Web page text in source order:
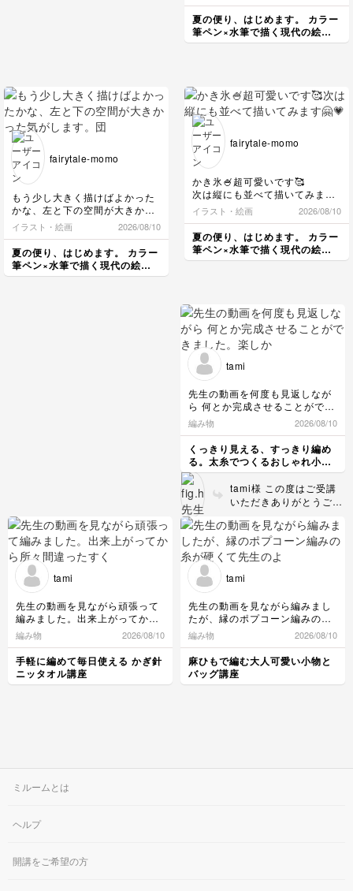
私もノリコ先生に出会わなけれ
ば、調べることもなかったの
で、キッカケをくださったノリ
コ先生には感謝感謝です！
Japan is about 15kg.
A That's interesting! I'd like to
try eating yogurt in Bulgaria
someday,
ヨーロッパで温泉がある国の話
は聞いたことがありましたが、
ブルガリアだったんですね。
しかも写真のピンク色の温泉も
あり、泥パックしたり出来るよ
うです。
ほとんどが源泉かけ流しだった
り、日本と同じように水着を着
用せずに入るというのは知りま
せんでした。
日本で有名なブルガリアといっ
たらヨーグルト。
年間消費量が32キロというのは
とてつもない量だなと思い、作
夏の便り、はじめます。 カラー
筆ペン×水筆で描く現代の絵手
紙レッスン
fairytale-momo
もう少し大きく描けばよかった
かな、左と下の空間が大きかっ
た気がします。
団扇を描くポイントもよくわか
りました😊
イラスト・絵画 2026/08/10
夏の便り、はじめます。 カラー
筆ペン×水筆で描く現代の絵手
紙レッスン
fairytale-momo
かき氷🍧超可愛いです🥰️
次は縦にも並べて描いてみます
🤗💗
イラスト・絵画 2026/08/10
夏の便り、はじめます。 カラー
筆ペン×水筆で描く現代の絵手
紙レッスン
tami
先生の動画を何度も見返しなが
ら 何とか完成させることができ
ました。
楽しかったです。
ありがとうございました😊
編み物 2026/08/10
くっきり見える、すっきり編め
る。太糸でつくるおしゃれ小物
講座
tami様 この度はご受講
いただきありがとうござ
もあったかと思います
が、エビコードの編み目
の揃い方や丸モチーフ、
も美しく編めていて、本
丁寧に編んでくださった
のが伝わるお写真にとて
もうれしく思いました✨
丁寧に仕上げられた作品
とぜひたくさんおでかけ
していただけたら幸いで
す。 ありがとうござい
tami
先生の動画を見ながら頑張って
編みました。出来上がってから
所々間違ったすくい方をした事
に気付いたので次回は…と思う
のに、なかなか完璧に出来ず💦
でも楽しかったです。また頑張
りま〜す😊
編み物 2026/08/10
手軽に編めて毎日使える かぎ針
ニッタオル講座
tami
先生の動画を見ながら編みまし
たが、縁のポプコーン編みの糸
が硬くて先生のようにスルスル
ッと編めず、力を入れて引き抜
いたので指が痛くなりました。
でも何とか完成しました。あり
がとうございました。
編み物 2026/08/10
麻ひもで編む大人可愛い小物と
バッグ講座
ミルームとは
ヘルプ
開講をご希望の方